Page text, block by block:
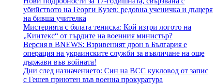
убийството на Георги Кузев: редовна ученичка и дъщеря
на бивша учителка
Мистерията с бялата тениска: Кой изтри логото на
„Кинтекс“ от гърдите на военния министър?
Версия в BNEWS: Взривеният дрон в България е
операция на украинските служби за въвличане на още
държави във войната!
Дни след назначението: Син на ВСС кукловод от запис
с Гешев приютен във военна прокуратура